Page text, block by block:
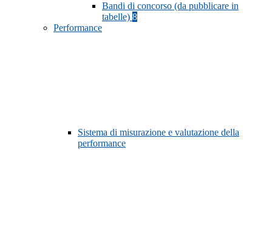
Bandi di concorso (da pubblicare in
tabelle) 8
Performance
Sistema di misurazione e valutazione della
performance